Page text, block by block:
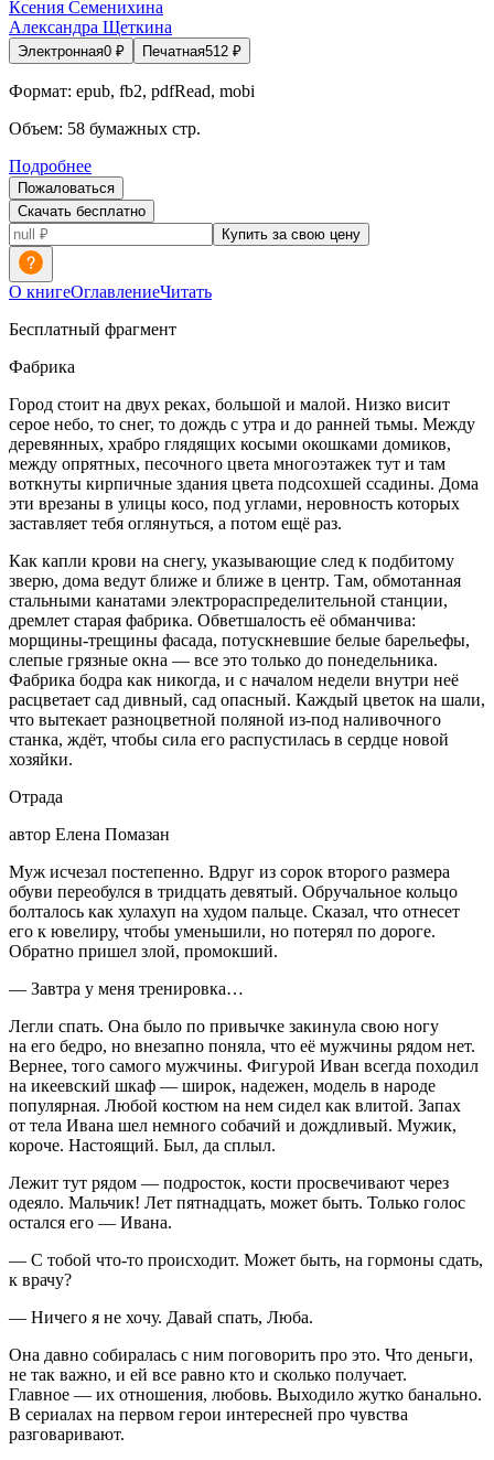
Ксения Семенихина
Александра Щеткина
Электронная0 ₽ Печатная512 ₽
Формат: epub, fb2, pdfRead, mobi
Объем: 58 бумажных стр.
Подробнее
Пожаловаться
Скачать бесплатно
Купить за свою цену
О книгеОглавлениеЧитать
Бесплатный фрагмент
Фабрика
Город стоит на двух реках, большой и малой. Низко висит
серое небо, то снег, то дождь с утра и до ранней тьмы. Между
деревянных, храбро глядящих косыми окошками домиков,
между опрятных, песочного цвета многоэтажек тут и там
воткнуты кирпичные здания цвета подсохшей ссадины. Дома
эти врезаны в улицы косо, под углами, неровность которых
заставляет тебя оглянуться, а потом ещё раз.
Как капли крови на снегу, указывающие след к подбитому
зверю, дома ведут ближе и ближе в центр. Там, обмотанная
стальными канатами электрораспределительной станции,
дремлет старая фабрика. Обветшалость её обманчива:
морщины-трещины фасада, потускневшие белые барельефы,
слепые грязные окна — все это только до понедельника.
Фабрика бодра как никогда, и с началом недели внутри неё
расцветает сад дивный, сад опасный. Каждый цветок на шали,
что вытекает разноцветной поляной из-под наливочного
станка, ждёт, чтобы сила его распустилась в сердце новой
хозяйки.
Отрада
автор Елена Помазан
Муж исчезал постепенно. Вдруг из сорок второго размера
обуви переобулся в тридцать девятый. Обручальное кольцо
болталось как хулахуп на худом пальце. Сказал, что отнесет
его к ювелиру, чтобы уменьшили, но потерял по дороге.
Обратно пришел злой, промокший.
— Завтра у меня тренировка…
Легли спать. Она было по привычке закинула свою ногу
на его бедро, но внезапно поняла, что её мужчины рядом нет.
Вернее, того самого мужчины. Фигурой Иван всегда походил
на икеевский шкаф — широк, надежен, модель в народе
популярная. Любой костюм на нем сидел как влитой. Запах
от тела Ивана шел немного собачий и дождливый. Мужик,
короче. Настоящий. Был, да сплыл.
Лежит тут рядом — подросток, кости просвечивают через
одеяло. Мальчик! Лет пятнадцать, может быть. Только голос
остался его — Ивана.
— С тобой что-то происходит. Может быть, на гормоны сдать,
к врачу?
— Ничего я не хочу. Давай спать, Люба.
Она давно собиралась с ним поговорить про это. Что деньги,
не так важно, и ей все равно кто и сколько получает.
Главное — их отношения, любовь. Выходило жутко банально.
В сериалах на первом герои интересней про чувства
разговаривают.